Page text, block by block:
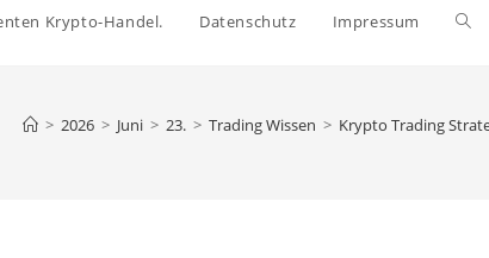
Krypto-Handel. Datenschutz Impressum
> 2026 > Juni > 23. > Trading Wissen > Krypto Trading